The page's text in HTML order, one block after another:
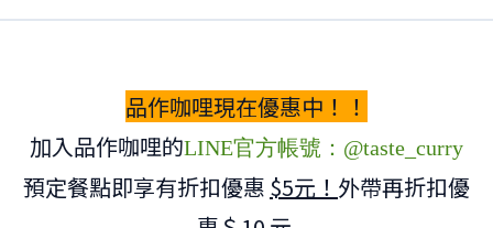
品作咖哩現在優惠中！！
加入品作咖哩的LINE官方帳號：@taste_curry
預定餐點即享有折扣優惠 $5元！ 外帶再折扣優